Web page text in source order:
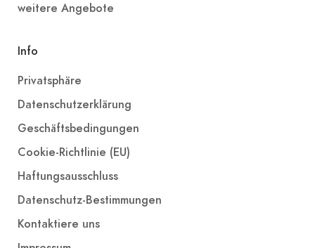
weitere Angebote
Info
Privatsphäre
Datenschutzerklärung
Geschäftsbedingungen
Cookie-Richtlinie (EU)
Haftungsausschluss
Datenschutz-Bestimmungen
Kontaktiere uns